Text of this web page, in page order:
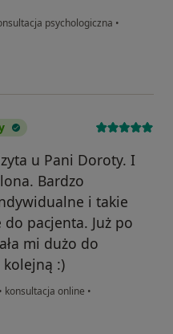
psychologiczna •
u Pani Doroty. I
Bardzo
i takie
do pacjenta. Już po
mi dużo do
kolejną :)
• konsultacja online •